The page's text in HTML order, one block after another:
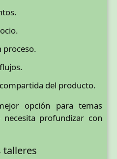
proceso.
del producto.
opción para temas
profundizar con
talleres